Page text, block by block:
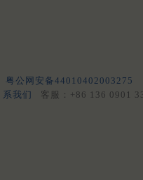
粤公网安备44010402003275
系我们
客服：+86 136 0901